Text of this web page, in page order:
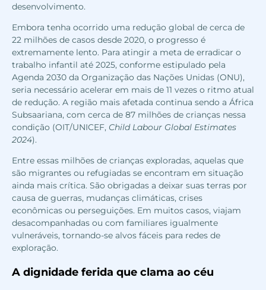
desenvolvimento.
Embora tenha ocorrido uma redução global de cerca de
22 milhões de casos desde 2020, o progresso é
extremamente lento. Para atingir a meta de erradicar o
trabalho infantil até 2025, conforme estipulado pela
Agenda 2030 da Organização das Nações Unidas (ONU),
seria necessário acelerar em mais de 11 vezes o ritmo atual
de redução. A região mais afetada continua sendo a África
Subsaariana, com cerca de 87 milhões de crianças nessa
condição (OIT/UNICEF, Child Labour Global Estimates
2024).
Entre essas milhões de crianças exploradas, aquelas que
são migrantes ou refugiadas se encontram em situação
ainda mais crítica. São obrigadas a deixar suas terras por
causa de guerras, mudanças climáticas, crises
econômicas ou perseguições. Em muitos casos, viajam
desacompanhadas ou com familiares igualmente
vulneráveis, tornando-se alvos fáceis para redes de
exploração.
A dignidade ferida que clama ao céu